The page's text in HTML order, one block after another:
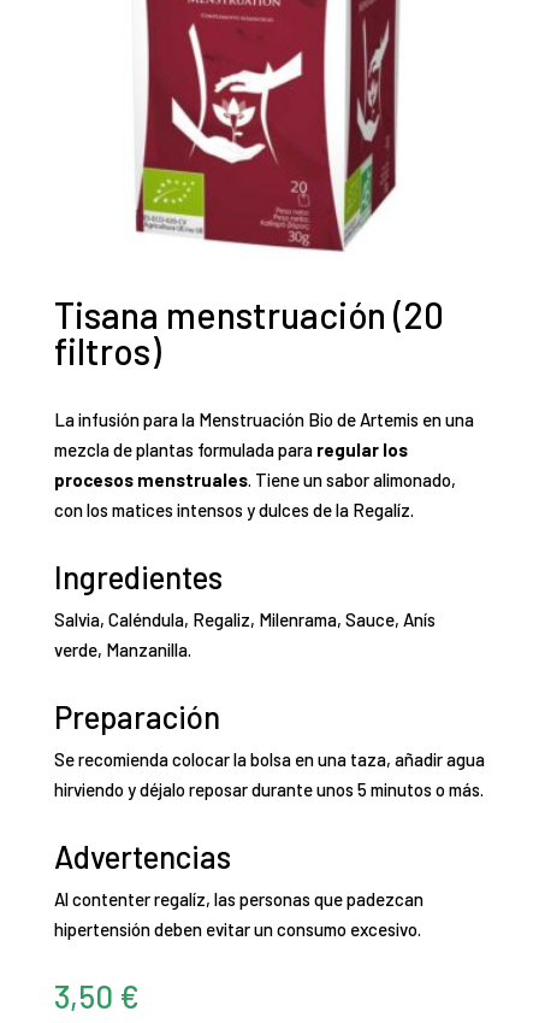
Tisana menstruación (20
filtros)
La infusión para la Menstruación Bio de Artemis en una
mezcla de plantas formulada para regular los
procesos menstruales. Tiene un sabor alimonado,
con los matices intensos y dulces de la Regalíz.
Ingredientes
Salvia, Caléndula, Regaliz, Milenrama, Sauce, Anís
verde, Manzanilla.
Preparación
Se recomienda colocar la bolsa en una taza, añadir agua
hirviendo y déjalo reposar durante unos 5 minutos o más.
Advertencias
Al contenter regalíz, las personas que padezcan
hipertensión deben evitar un consumo excesivo.
3,50 €